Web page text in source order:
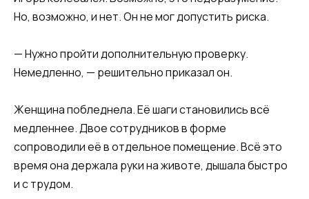
Но, возможно, и нет. Он не мог допустить риска.
— Нужно пройти дополнительную проверку.
Немедленно, — решительно приказал он.
Женщина побледнела. Её шаги становились всё
медленнее. Двое сотрудников в форме
сопроводили её в отдельное помещение. Всё это
время она держала руки на животе, дышала быстро
и с трудом.